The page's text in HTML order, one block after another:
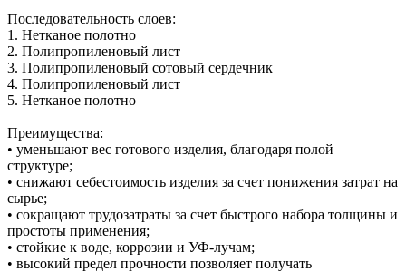
Последовательность слоев:
1. Нетканое полотно
2. Полипропиленовый лист
3. Полипропиленовый сотовый сердечник
4. Полипропиленовый лист
5. Нетканое полотно
Преимущества:
• уменьшают вес готового изделия, благодаря полой
структуре;
• снижают себестоимость изделия за счет понижения затрат на
сырье;
• сокращают трудозатраты за счет быстрого набора толщины и
простоты применения;
• стойкие к воде, коррозии и УФ-лучам;
• высокий предел прочности позволяет получать